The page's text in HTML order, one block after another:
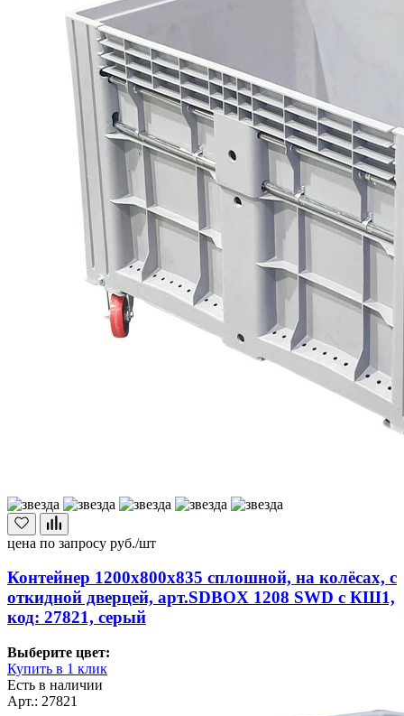
цена по запросу руб./шт
Контейнер 1200х800х835 сплошной, на колёсах, с
откидной дверцей, арт.SDBOX 1208 SWD с КШ1,
код: 27821, серый
Выберите цвет:
Купить в 1 клик
Есть в наличии
Арт.: 27821